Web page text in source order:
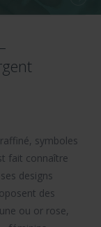
symboles
fait connaître
designs
des
ou or rose,